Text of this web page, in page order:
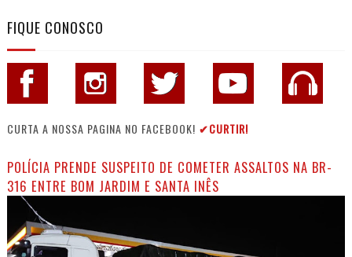
FIQUE CONOSCO
CURTA A NOSSA PAGINA NO FACEBOOK! ✔CURTIR!
POLÍCIA PRENDE SUSPEITO DE COMETER ASSALTOS NA BR-
316 ENTRE BOM JARDIM E SANTA INÊS